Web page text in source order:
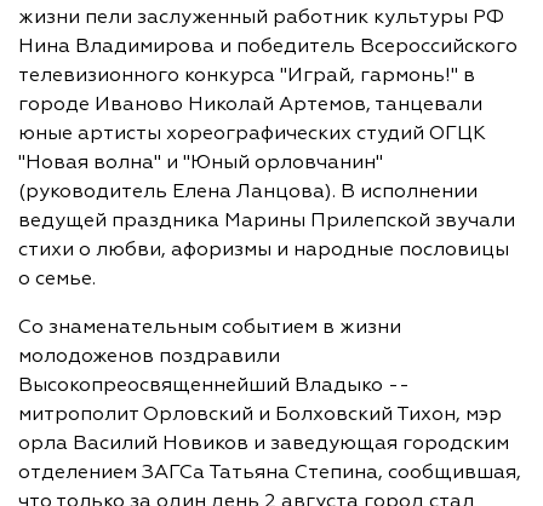
жизни пели заслуженный работник культуры РФ
Нина Владимирова и победитель Всероссийского
телевизионного конкурса "Играй, гармонь!" в
городе Иваново Николай Артемов, танцевали
юные артисты хореографических студий ОГЦК
"Новая волна" и "Юный орловчанин"
(руководитель Елена Ланцова). В исполнении
ведущей праздника Марины Прилепской звучали
стихи о любви, афоризмы и народные пословицы
о семье.
Со знаменательным событием в жизни
молодоженов поздравили
Высокопреосвященнейший Владыко --
митрополит Орловский и Болховский Тихон, мэр
орла Василий Новиков и заведующая городским
отделением ЗАГСа Татьяна Степина, сообщившая,
что только за один день 2 августа город стал